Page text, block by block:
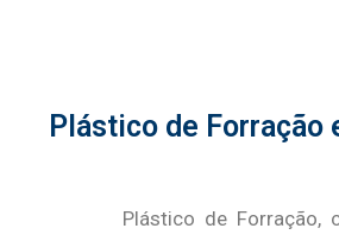
Plástico de Forração
Plástico de Forração,